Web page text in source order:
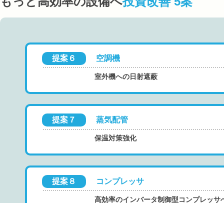
提案６ 空調機
室外機への日射遮蔽
提案７ 蒸気配管
保温対策強化
提案８ コンプレッサ
高効率のインバータ制御型コンプレッサ